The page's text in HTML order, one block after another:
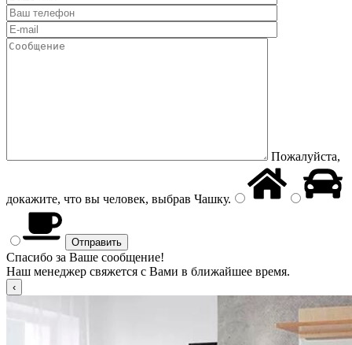
Пожалуйста,
докажите, что вы человек, выбрав Чашку.
Спасибо за Ваше сообщение!
Наш менеджер свяжется с Вами в ближайшее время.